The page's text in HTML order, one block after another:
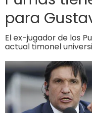
para
El ex-jugador de los
actual timonel